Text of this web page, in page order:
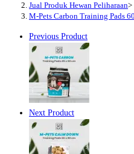
Jual Produk Hewan Peliharaan>
M-Pets Carbon Training Pads
Previous Product
Next Product